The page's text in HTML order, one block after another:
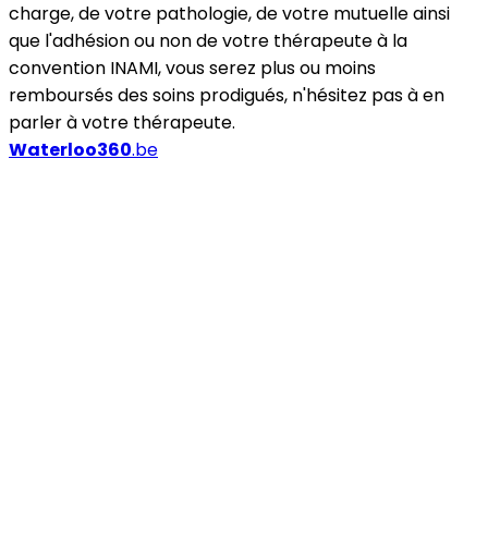
charge, de votre pathologie, de votre mutuelle ainsi
que l'adhésion ou non de votre thérapeute à la
convention INAMI, vous serez plus ou moins
remboursés des soins prodigués, n'hésitez pas à en
parler à votre thérapeute.
Waterloo360.be